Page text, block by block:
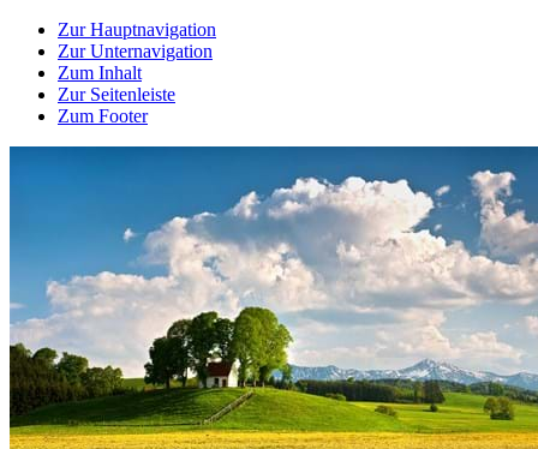
Zur Hauptnavigation
Zur Unternavigation
Zum Inhalt
Zur Seitenleiste
Zum Footer